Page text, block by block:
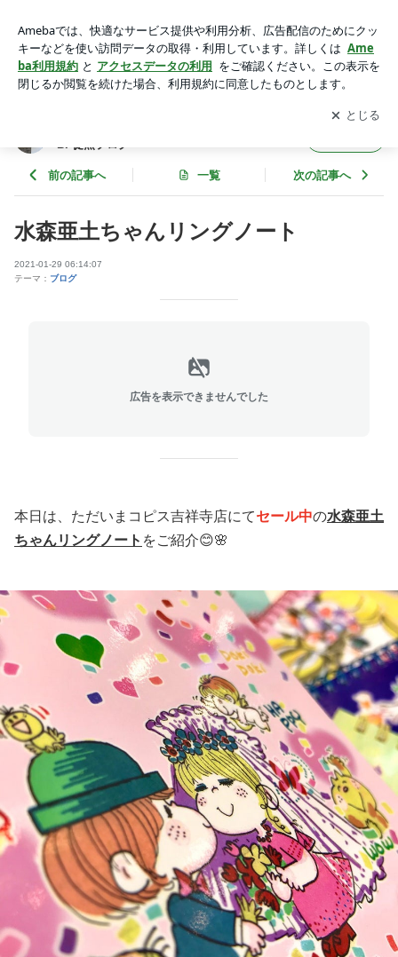
SALON WASABI 徒然ブログ
アプリをダウンロードして ブログの更新通知
を受け取りまし
ょう。
開く
BI 徒然ブログ
前の記事へ 一覧 次の記事へ
水森亜土ちゃんリングノート
2021-01-29 06:14:07
テーマ： ブログ
広告を表示できませんでした
本日は、ただいまコピス吉祥寺店にてセール中の水森亜土
ちゃんリングノート をご紹介😊🌸